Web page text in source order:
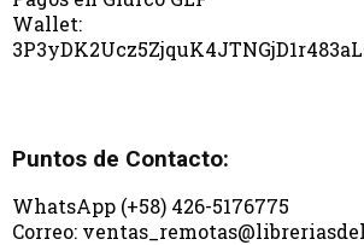
Wallet:
Puntos de Contacto:
WhatsApp (+58) 426-5176775
Correo: